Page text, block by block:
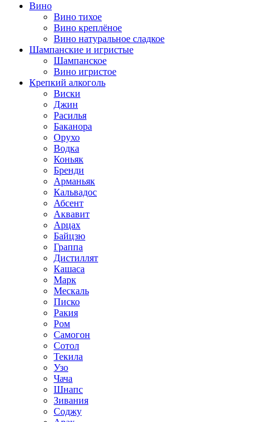
Вино
Вино тихое
Вино креплёное
Вино натуральное сладкое
Шампанские и игристые
Шампанское
Вино игристое
Крепкий алкоголь
Виски
Джин
Расилья
Баканора
Орухо
Водка
Коньяк
Бренди
Арманьяк
Кальвадос
Абсент
Аквавит
Арцах
Байцзю
Граппа
Дистиллят
Кашаса
Марк
Мескаль
Писко
Ракия
Ром
Самогон
Сотол
Текила
Узо
Чача
Шнапс
Зивания
Соджу